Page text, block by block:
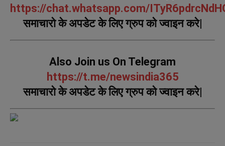
https://chat.whatsapp.com/
समाचारो के अपडेट के लिए ग्रुप को ज्वाइन करे|
Also Join us On Telegram
https://t.me/newsindia365
समाचारो के अपडेट के लिए ग्रुप को ज्वाइन करे|